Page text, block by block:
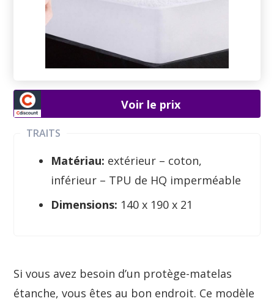
TRAITS
Matériau: extérieur – coton,
inférieur – TPU de HQ imperméable
Dimensions: 140 x 190 x 21
Voir le prix
Si vous avez besoin d’un protège-matelas
étanche, vous êtes au bon endroit. Ce modèle